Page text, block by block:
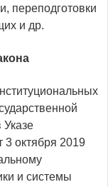
переподготовки
и др.
3 октября 2019
и системы